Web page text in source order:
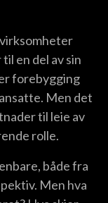
en del av sin
forebygging
Men det
til leie av
rolle.
både fra
Men hva